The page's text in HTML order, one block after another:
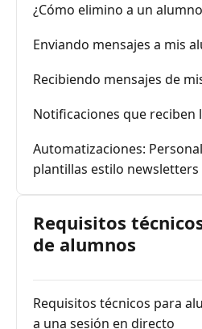
¿Cómo elimino a un
Enviando mensajes a mis
Recibiendo mensajes de
Notificaciones que reciben
Automatizaciones:
plantillas estilo newsletters
Requisitos
de alumnos
Requisitos técnicos para
a una sesión en directo